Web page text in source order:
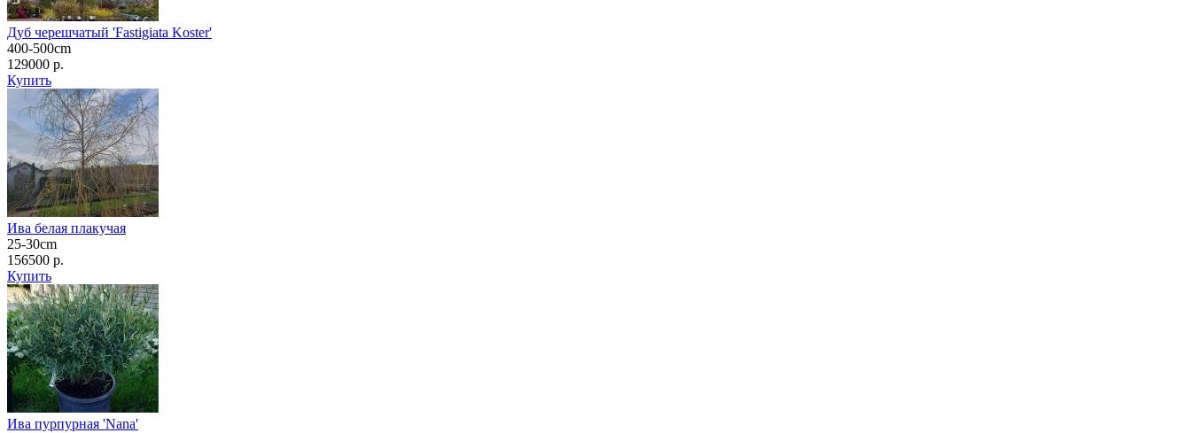
Дуб черешчатый 'Fastigiata Koster'
400-500cm
129000 р.
Купить
Ива белая плакучая
25-30cm
156500 р.
Купить
Ива пурпурная 'Nana'